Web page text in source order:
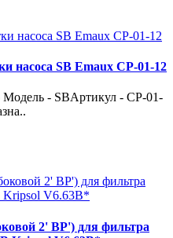
насоса SB Emaux CP-01-12
- SBАртикул - CP-01-
2' ВР') для фильтра